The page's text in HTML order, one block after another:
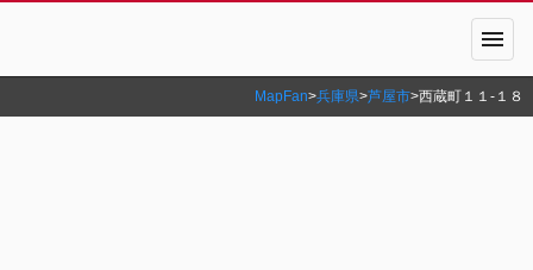
menu
MapFan>兵庫県>芦屋市>西蔵町１１‐１８